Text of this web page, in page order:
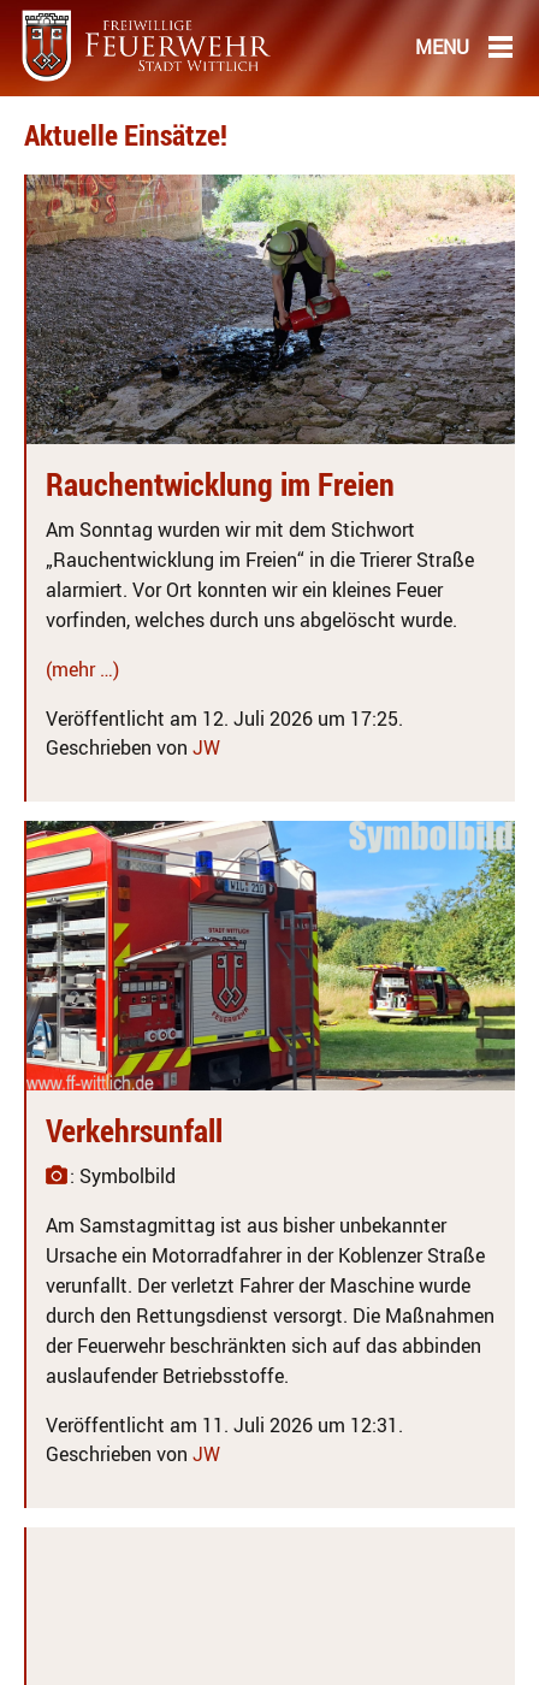
Aktuelle Einsätze!
Rauchentwicklung im Freien
Am Sonntag wurden wir mit dem Stichwort
„Rauchentwicklung im Freien“ in die Trierer Straße
alarmiert. Vor Ort konnten wir ein kleines Feuer
vorfinden, welches durch uns abgelöscht wurde.
(mehr …)
Veröffentlicht am 12. Juli 2026 um 17:25.
Geschrieben von JW
Verkehrsunfall
: Symbolbild
Am Samstagmittag ist aus bisher unbekannter
Ursache ein Motorradfahrer in der Koblenzer Straße
verunfallt. Der verletzt Fahrer der Maschine wurde
durch den Rettungsdienst versorgt. Die Maßnahmen
der Feuerwehr beschränkten sich auf das abbinden
auslaufender Betriebsstoffe.
Veröffentlicht am 11. Juli 2026 um 12:31.
Geschrieben von JW